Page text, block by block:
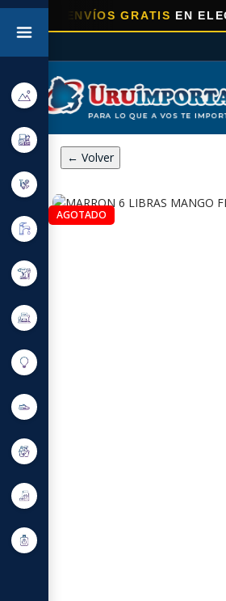
ENVÍOS GRATIS EN ELECTRO
← Volver
AGOTADO